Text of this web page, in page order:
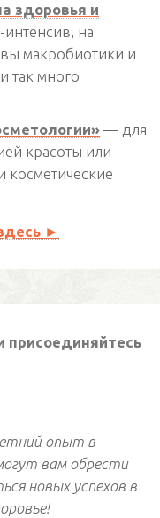
здоровья и
на
макробиотики и
так много
— для
красоты или
косметические
►
присоединяйтесь
опыт в
вам обрести
новых успехов в